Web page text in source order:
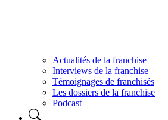
Actualités de la franchise
Interviews de la franchise
Témoignages de franchisés
Les dossiers de la franchise
Podcast